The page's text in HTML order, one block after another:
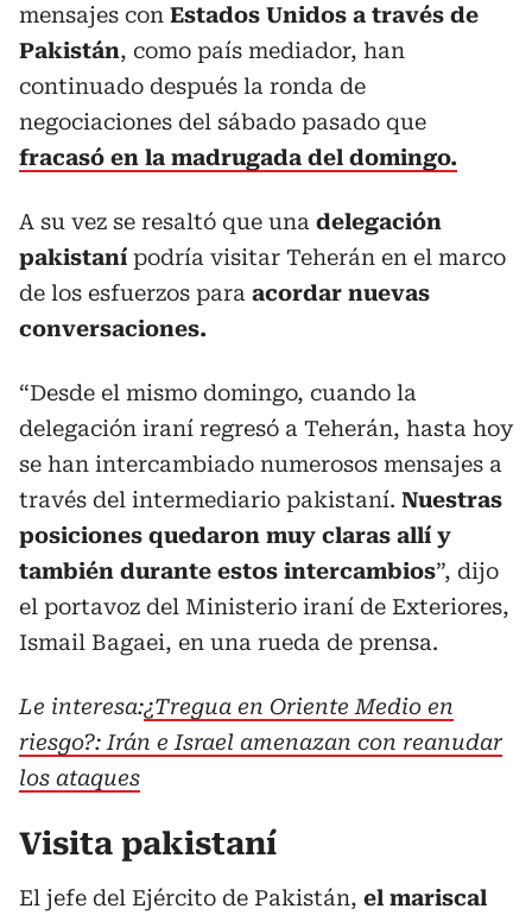
mensajes con Estados Unidos a través de
Pakistán, como país mediador, han
continuado después la ronda de
negociaciones del sábado pasado que
fracasó en la madrugada del domingo.
A su vez se resaltó que una delegación
pakistaní podría visitar Teherán en el marco
de los esfuerzos para acordar nuevas
conversaciones.
“Desde el mismo domingo, cuando la
delegación iraní regresó a Teherán, hasta hoy
se han intercambiado numerosos mensajes a
través del intermediario pakistaní. Nuestras
posiciones quedaron muy claras allí y
también durante estos intercambios”, dijo
el portavoz del Ministerio iraní de Exteriores,
Ismail Bagaei, en una rueda de prensa.
Le interesa:¿Tregua en Oriente Medio en
riesgo?: Irán e Israel amenazan con reanudar
los ataques
Visita pakistaní
El jefe del Ejército de Pakistán, el mariscal